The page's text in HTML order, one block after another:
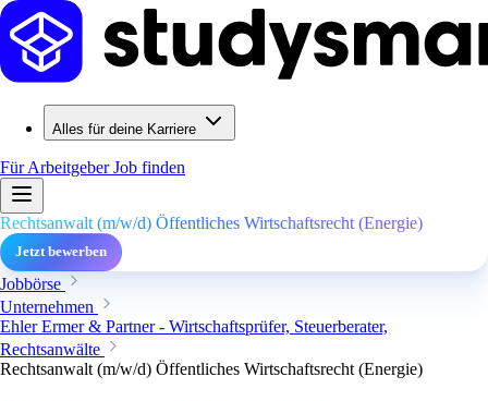
Alles für deine Karriere
Für ArbeitgeberJob finden
Rechtsanwalt (m/w/d) Öffentliches Wirtschaftsrecht (Energie)
Jetzt bewerben
Jobbörse
Unternehmen
Ehler Ermer & Partner - Wirtschaftsprüfer, Steuerberater,
Rechtsanwälte
Rechtsanwalt (m/w/d) Öffentliches Wirtschaftsrecht (Energie)